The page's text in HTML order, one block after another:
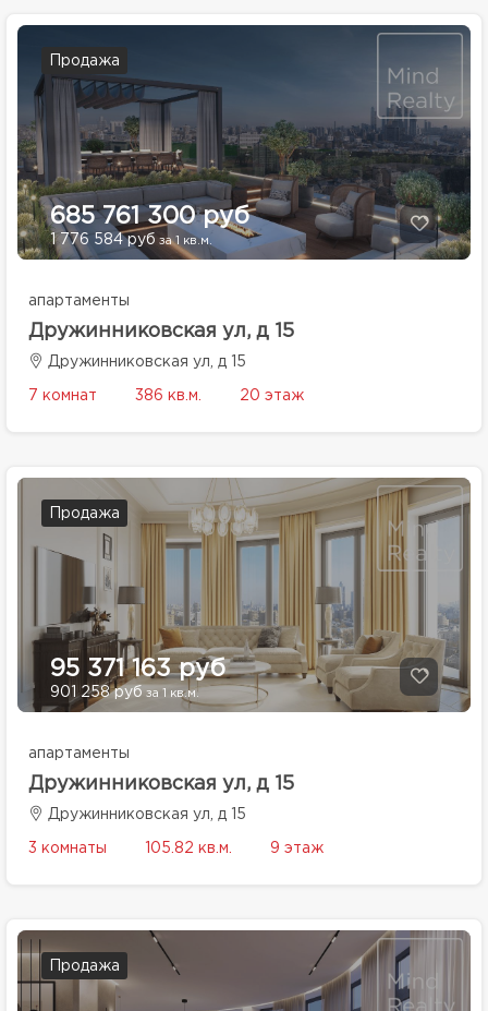
Продажа
685 761 300 руб
1 776 584 руб за 1 кв.м.
апартаменты
Дружинниковская ул, д 15
Дружинниковская ул, д 15
7 комнат 386 кв.м. 20 этаж
Продажа
95 371 163 руб
901 258 руб за 1 кв.м.
апартаменты
Дружинниковская ул, д 15
Дружинниковская ул, д 15
3 комнаты 105.82 кв.м. 9 этаж
Продажа